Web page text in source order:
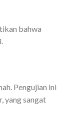
bahwa
Pengujian ini
yang sangat